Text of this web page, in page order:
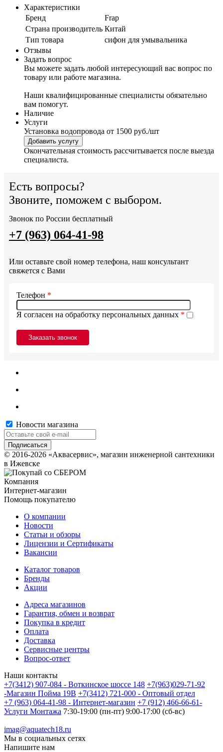
Характеристики
Бренд
Frap
Страна производитель Китай
Тип товара
сифон для умывальника
Отзывы
Задать вопрос
Вы можете задать любой интересующий вас вопрос по
товару или работе магазина.
Наши квалифицированные специалисты обязательно
вам помогут.
Наличие
Услуги
Установка водопровода от 1500 руб./шт
Добавить услугу
Окончательная стоимость рассчитывается после выезда
специалиста.
Есть вопросы?
Звоните, поможем с выбором.
Звонок по России бесплатный
+7 (963) 064-41-98
Или оставьте свой номер телефона, наш консультант
свяжется с Вами
Я согласен на обработку персональных данных *
Телефон *
Новости магазина
© 2016-2026 «Аквасервис», магазин инженерной сантехники
в Ижевске
Компания
Интернет-магазин
Помощь покупателю
О компании
Новости
Статьи и обзоры
Лицензии и Сертификаты
Вакансии
Каталог товаров
Бренды
Акции
Адреса магазинов
Гарантия, обмен и возврат
Покупка в кредит
Оплата
Доставка
Сервисные центры
Вопрос-ответ
Наши контакты
+7(3412) 907-084 - Воткинское шоссе 148 +7(963)029-71-92
-Магазин Пойма 19В +7(3412) 721-000 - Оптовый отдел
+7 (963) 064-41-98 - Интернет-магазин +7 (912) 466-66-61-
Услуги Монтажа 7:30-19:00 (пн-пт) 9:00-17:00 (сб-вс)
imag@aquatech18.ru
Мы в социальных сетях
Напишите нам